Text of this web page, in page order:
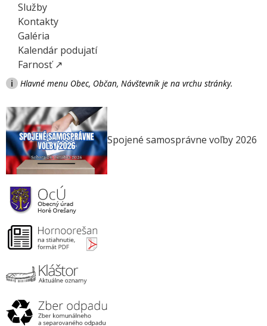
Služby
Kontakty
Galéria
Kalendár podujatí
Farnosť ↗
i Hlavné menu Obec, Občan, Návštevník je na vrchu stránky.
Spojené samosprávne voľby 2026